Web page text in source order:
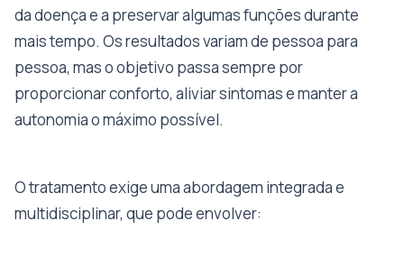
da doença e a preservar algumas funções durante
mais tempo. Os resultados variam de pessoa para
pessoa, mas o objetivo passa sempre por
proporcionar conforto, aliviar sintomas e manter a
autonomia o máximo possível.
O tratamento exige uma abordagem integrada e
multidisciplinar, que pode envolver: